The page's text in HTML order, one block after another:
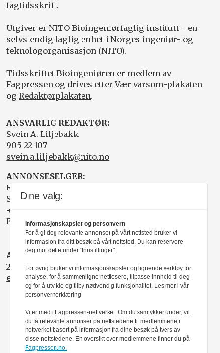
fagtidsskrift.
Utgiver er NITO Bioingeniørfaglig institutt - en
selvstendig faglig enhet i Norges ingeniør- og
teknologorganisasjon (NITO).
Tidsskriftet Bioingeniøren er medlem av
Fagpressen og drives etterVær varsom-plakaten
ogRedaktørplakaten.
ANSVARLIG REDAKTØR:
Svein A. Liljebakk
905 22 107
svein.a.liljebakk@nito.no
ANNONSESELGER:
Elisabeth R. Wåde
Salgsfabrikken
+47 919 03 208
Elisabeth@salgsfabrikken.no
ABONNEMENT:
22 05 35 00
epost@nito.no
Dine valg:
Informasjonskapsler og personvern
For å gi deg relevante annonser på vårt nettsted bruker vi
informasjon fra ditt besøk på vårt nettsted. Du kan reservere
deg mot dette under "Innstillinger".
For øvrig bruker vi informasjonskapsler og lignende verktøy for
analyse, for å sammenligne nettlesere, tilpasse innhold til deg
og for å utvikle og tilby nødvendig funksjonalitet. Les mer i vår
personvernerklæring.
Vi er med i Fagpressen-nettverket. Om du samtykker under, vil
du få relevante annonser på nettstedene til medlemmene i
nettverket basert på informasjon fra dine besøk på tvers av
disse nettstedene. En oversikt over medlemmene finner du på
Fagpressen.no.